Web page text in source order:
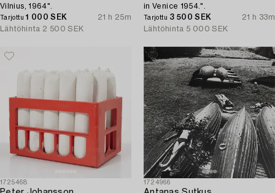
Vilnius, 1964".
Tarjottu1 000 SEK
21 h 25m
Lähtöhinta 2 500 SEK
in Venice 1954.".
Tarjottu 3 500 SEK
21 h 33m
Lähtöhinta 5 000 SEK
1725468 1724966